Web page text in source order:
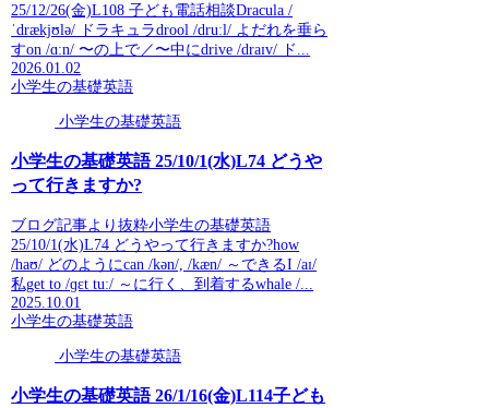
25/12/26(金)L108 子ども電話相談Dracula /
ˈdrækjʊlə/ ドラキュラdrool /druːl/ よだれを垂ら
すon /ɑːn/ 〜の上で／〜中にdrive /draɪv/ ド...
2026.01.02
小学生の基礎英語
小学生の基礎英語
小学生の基礎英語 25/10/1(水)L74 どうや
って行きますか?
ブログ記事より抜粋小学生の基礎英語
25/10/1(水)L74 どうやって行きますか?how
/haʊ/ どのようにcan /kən/, /kæn/ ～できるI /aɪ/
私get to /ɡɛt tuː/ ～に行く、到着するwhale /...
2025.10.01
小学生の基礎英語
小学生の基礎英語
小学生の基礎英語 26/1/16(金)L114子ども